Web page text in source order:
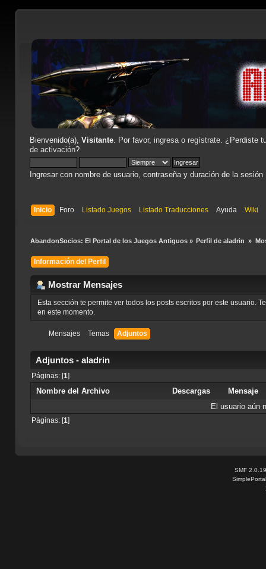
Bienvenido(a), Visitante. Por favor, ingresao regístrate. ¿Perdiste
de activación?
Ingresar con nombre de usuario, contraseña y duración de la sesión
Inicio Foro Listado Juegos Listado Traducciones Ayuda Wiki
AbandonSocios: El Portal de los Juegos Antiguos» Perfil de aladrin »
Información del Perfil
Mostrar Mensajes
Esta sección te permite ver todos los posts escritos por este usuario.
en este momento.
Mensajes Temas Adjuntos
Adjuntos - aladrin
Páginas: [1]
Nombre del Archivo Descargas
Mensaje
El usuario aún
Páginas: [1]
SMF 2.0.19